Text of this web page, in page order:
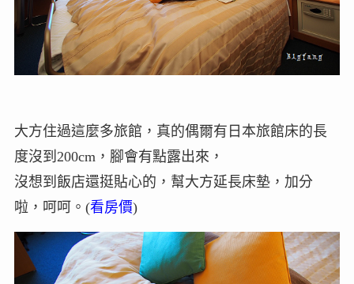
大方住過這麼多旅館，真的偶爾有日本旅館床的長
度沒到200cm，腳會有點露出來，
沒想到飯店還挺貼心的，幫大方延長床墊，加分
啦，呵呵。(看房價)